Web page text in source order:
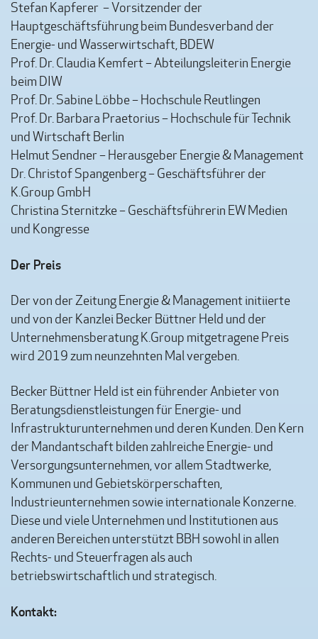
Stefan Kapferer – Vorsitzender der
Hauptgeschäftsführung beim Bundesverband der
Energie- und Wasserwirtschaft, BDEW
Prof. Dr. Claudia Kemfert – Abteilungsleiterin Energie
beim DIW
Prof. Dr. Sabine Löbbe – Hochschule Reutlingen
Prof. Dr. Barbara Praetorius – Hochschule für Technik
und Wirtschaft Berlin
Helmut Sendner – Herausgeber Energie & Management
Dr. Christof Spangenberg – Geschäftsführer der
K.Group GmbH
Christina Sternitzke – Geschäftsführerin EW Medien
und Kongresse
Der Preis
Der von der Zeitung Energie & Management initiierte
und von der Kanzlei Becker Büttner Held und der
Unternehmensberatung K.Group mitgetragene Preis
wird 2019 zum neunzehnten Mal vergeben.
Becker Büttner Held ist ein führender Anbieter von
Beratungsdienstleistungen für Energie- und
Infrastrukturunternehmen und deren Kunden. Den Kern
der Mandantschaft bilden zahlreiche Energie- und
Versorgungsunternehmen, vor allem Stadtwerke,
Kommunen und Gebietskörperschaften,
Industrieunternehmen sowie internationale Konzerne.
Diese und viele Unternehmen und Institutionen aus
anderen Bereichen unterstützt BBH sowohl in allen
Rechts- und Steuerfragen als auch
betriebswirtschaftlich und strategisch.
Kontakt: